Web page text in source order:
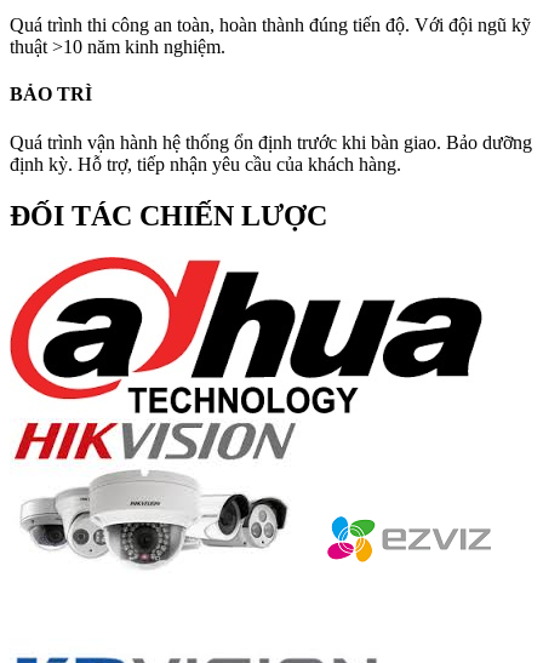
Quá trình thi công an toàn, hoàn thành đúng tiến độ. Với đội ngũ kỹ
thuật >10 năm kinh nghiệm.
BẢO TRÌ
Quá trình vận hành hệ thống ổn định trước khi bàn giao. Bảo dưỡng
định kỳ. Hỗ trợ, tiếp nhận yêu cầu của khách hàng.
ĐỐI TÁC CHIẾN LƯỢC